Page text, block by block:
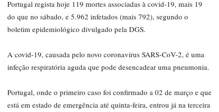
Portugal regista hoje 119 mortes associadas à covid-19, mais 19
do que no sábado, e 5.962 infetados (mais 792), segundo o
boletim epidemiológico divulgado pela DGS.
A covid-19, causada pelo novo coronavírus SARS-CoV-2, é uma
infeção respiratória aguda que pode desencadear uma pneumonia.
Portugal, onde o primeiro caso foi confirmado a 02 de março e que
está em estado de emergência até quinta-feira, entrou já na terceira